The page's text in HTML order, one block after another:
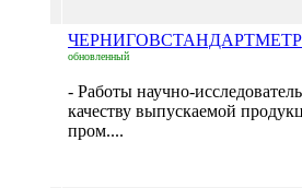
обновленный
- Работы научно-
качеству выпускаемой
пром....